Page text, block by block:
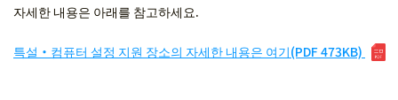
자세한 내용은 아래를 참고하세요.
특설・컴퓨터 설정 지원 장소의 자세한 내용은 여기(PDF 473KB)